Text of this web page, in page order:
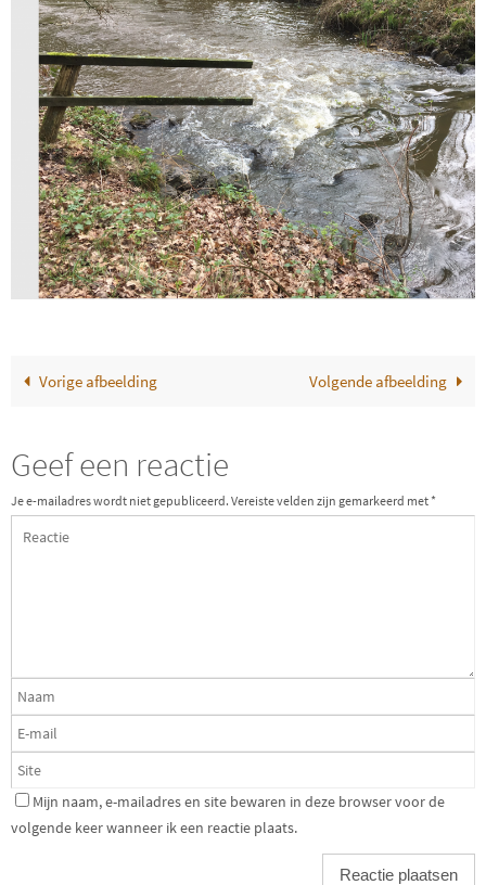
Vorige afbeelding Volgende afbeelding
Geef een reactie
Je e-mailadres wordt niet gepubliceerd. Vereiste velden zijn gemarkeerd met *
Mijn naam, e-mailadres en site bewaren in deze browser voor de
volgende keer wanneer ik een reactie plaats.